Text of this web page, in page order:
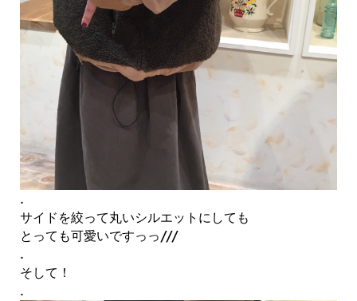
.
サイドを絞って丸いシルエットにしても
とっても可愛いですっっ///
.
そして！
.